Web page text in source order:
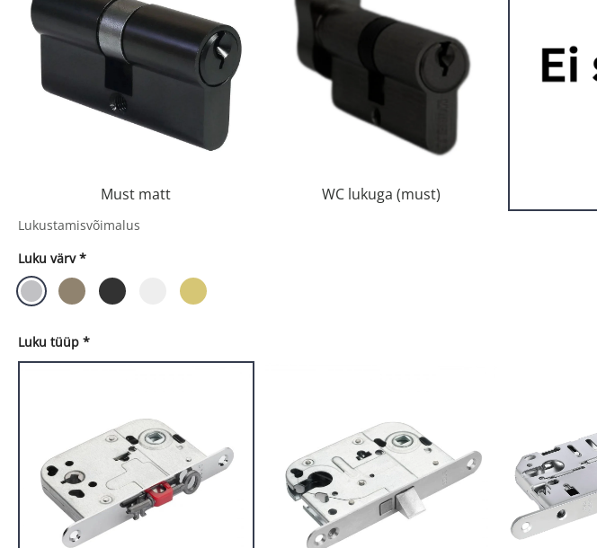
Must matt WC lukuga (must)
Lukustamisvõimalus
Luku värv *
Luku tüüp *